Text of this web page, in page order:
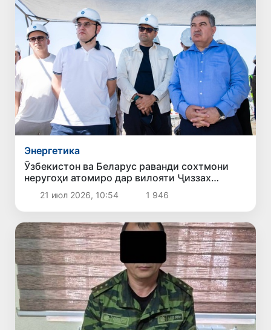
Энергетика
Ӯзбекистон ва Беларус раванди сохтмони
неругоҳи атомиро дар вилояти Ҷиззах
баррасӣ карданд
21 июл 2026, 10:54 1 946